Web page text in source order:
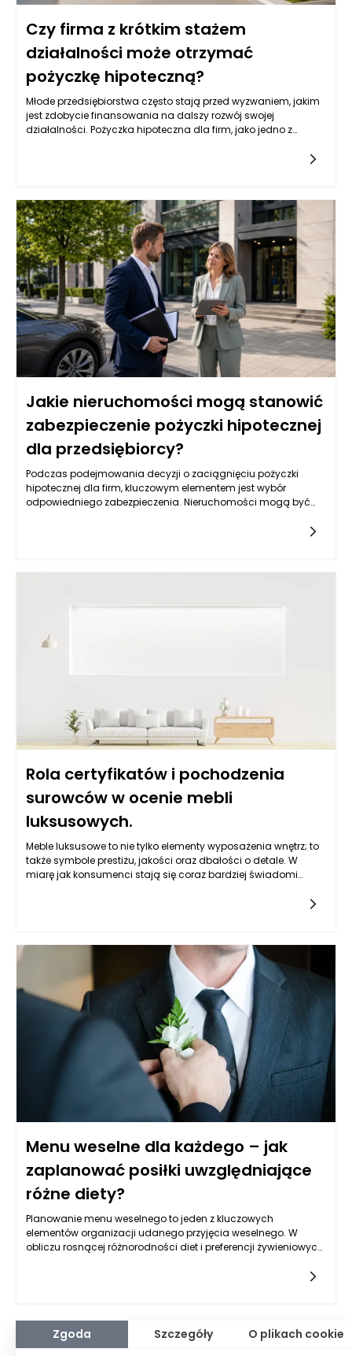
Czy firma z krótkim stażem
działalności może otrzymać
pożyczkę hipoteczną?
Młode przedsiębiorstwa często stają przed wyzwaniem, jakim
jest zdobycie finansowania na dalszy rozwój swojej
działalności. Pożyczka hipoteczna dla firm, jako jedno z
powinni zatem zrozumieć, jakie czynniki wpływają na decyzję
banków i instytucji pożyczkowych w kontekście udzielania
pożyczek hipotecznych.
Jakie nieruchomości mogą stanowić
zabezpieczenie pożyczki hipotecznej
dla przedsiębiorcy?
Podczas podejmowania decyzji o zaciągnięciu pożyczki
hipotecznej dla firm, kluczowym elementem jest wybór
odpowiedniego zabezpieczenia. Nieruchomości mogą być
wykorzystywania w kontekście uzyskiwania pożyczek.
Rola certyfikatów i pochodzenia
surowców w ocenie mebli
luksusowych.
Meble luksusowe to nie tylko elementy wyposażenia wnętrz; to
także symbole prestiżu, jakości oraz dbałości o detale. W
miarę jak konsumenci stają się coraz bardziej świadomi
wzrostu znaczenia transparentności w procesie produkcji.
Menu weselne dla każdego – jak
zaplanować posiłki uwzględniające
różne diety?
Planowanie menu weselnego to jeden z kluczowych
elementów organizacji udanego przyjęcia weselnego. W
obliczu rosnącej różnorodności diet i preferencji żywieniowych,
preferencji kulinarnych może znacząco wpłynąć na wybór
dań, co z kolei przyczyni się do zadowolenia gości i utrwalenia
w ich pamięci wspomnień z tego wyjątkowego dnia.
Zgoda Szczegóły O plikach cookie